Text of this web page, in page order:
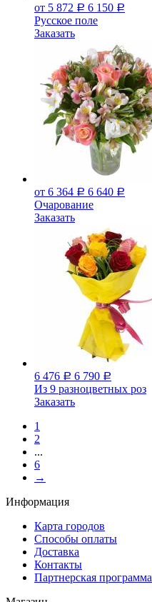
от 5 872 Р 6 150 Р
Русское поле
Заказать
от 6 364 Р 6 640 Р
Очарование
Заказать
6 476 Р 6 790 Р
Из 9 разноцветных роз
Заказать
1
2
...
6
→
Информация
Карта городов
Способы оплаты
Доставка
Контакты
Партнерская программа